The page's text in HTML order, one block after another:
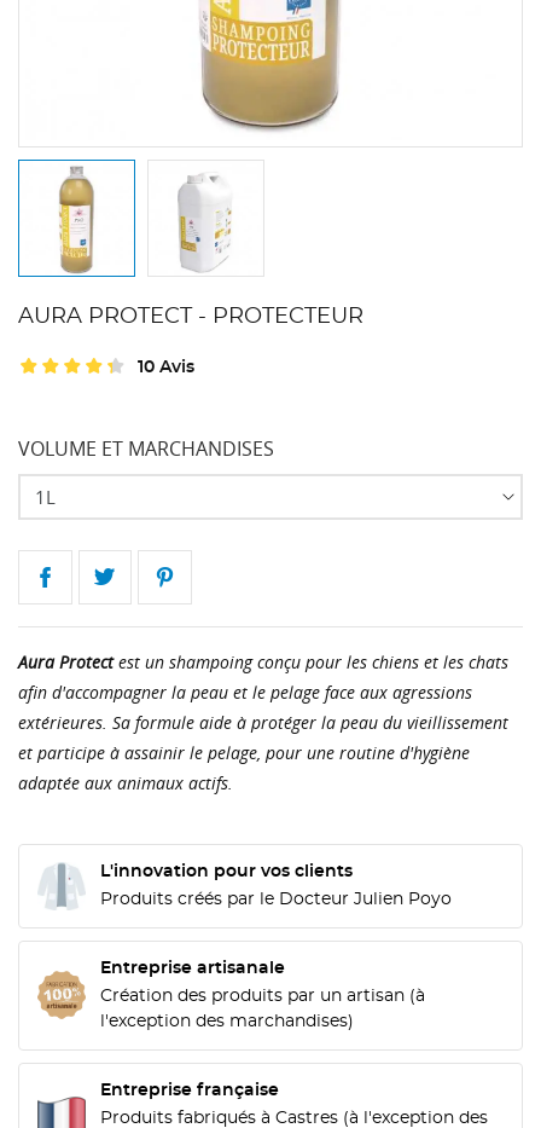
AURA PROTECT - PROTECTEUR
10 Avis
VOLUME ET MARCHANDISES
Aura Protectest un shampoing conçu pour les chiens et les chats
afin d'accompagner la peau et le pelage face aux agressions
extérieures. Sa formule aide à protéger la peau du vieillissement
et participe à assainir le pelage, pour une routine d'hygiène
adaptée aux animaux actifs.
L'innovation pour vos clients
Produits créés par le Docteur Julien Poyo
Entreprise artisanale
Création des produits par un artisan (à
l'exception des marchandises)
Entreprise française
Produits fabriqués à Castres (à l'exception des